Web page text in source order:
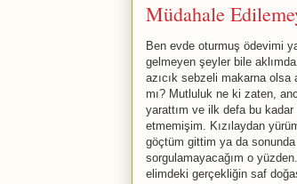
Müdahale
Ben evde oturmuş ödevimi
gelmeyen şeyler bile
azıcık sebzeli makarna olsa
mı? Mutluluk ne ki zaten,
yarattım ve ilk defa bu kadar
etmemişim. Kızılaydan
göçtüm gittim ya da
sorgulamayacağım o
elimdeki gerçekliğin saf